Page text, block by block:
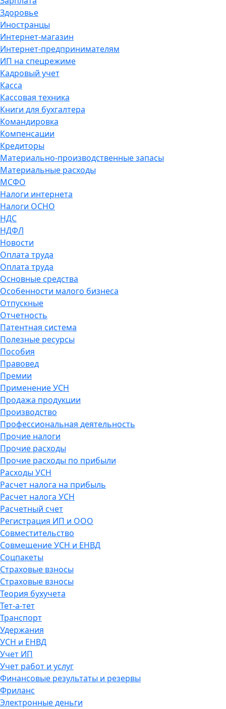
Здоровье
Иностранцы
Интернет-магазин
Интернет-предпринимателям
ИП на спецрежиме
Кадровый учет
Касса
Кассовая техника
Книги для бухгалтера
Командировка
Компенсации
Кредиторы
Материально-производственные запасы
Материальные расходы
МСФО
Налоги интернета
Налоги ОСНО
НДС
НДФЛ
Новости
Оплата труда
Оплата труда
Основные средства
Особенности малого бизнеса
Отпускные
Отчетность
Патентная система
Полезные ресурсы
Пособия
Правовед
Премии
Применение УСН
Продажа продукции
Производство
Профессиональная деятельность
Прочие налоги
Прочие расходы
Прочие расходы по прибыли
Расходы УСН
Расчет налога на прибыль
Расчет налога УСН
Расчетный счет
Регистрация ИП и ООО
Совместительство
Совмещение УСН и ЕНВД
Соцпакеты
Страховые взносы
Страховые взносы
Теория бухучета
Тет-а-тет
Транспорт
Удержания
УСН и ЕНВД
Учет ИП
Учет работ и услуг
Финансовые результаты и резервы
Фриланс
Электронные деньги